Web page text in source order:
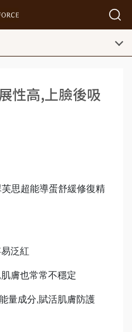
性高,上臉後吸
芙思超能導蛋舒緩修復精
泛紅
, 肌膚也常常不穩定
量成分,賦活肌膚防護